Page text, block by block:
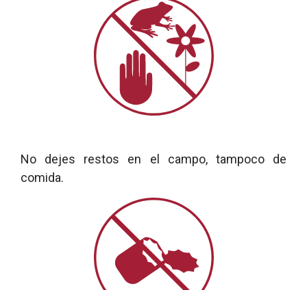
No dejes restos en el campo, tampoco de
comida.